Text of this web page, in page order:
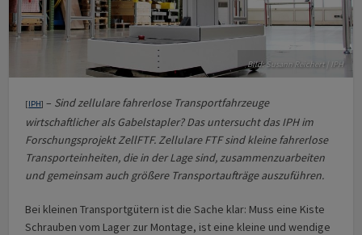
Bild: Susann Reichert | IPH
[IPH] – Sind zellulare fahrerlose Trans­port­fahr­zeuge
wirtschaftlicher als Gabel­stapler? Das untersucht das IPH im
Forschungs­projekt ZellFTF. Zellulare FTF sind kleine fahrerlose
Trans­port­ein­heiten, die in der Lage sind, zusammenzuarbeiten
und gemeinsam auch größere Transportaufträge auszuführen.
Bei kleinen Transportgütern ist die Sache klar: Muss eine Kiste
Schrauben vom Lager zur Montage, ist eine kleine und wendige